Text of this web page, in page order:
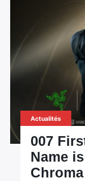
Actualités
007
Name